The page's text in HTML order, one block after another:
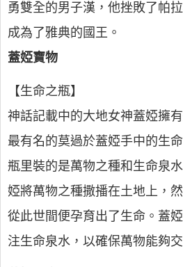
勇雙全的男子漢，他挫敗了帕
成為了雅典的國王。
蓋婭寶物
【生命之瓶】
神話記載中的大地女神蓋婭擁
最有名的莫過於蓋婭手中的生
瓶里裝的是萬物之種和生命泉
婭將萬物之種撒播在土地上，
從此世間便孕育出了生命。蓋
注生命泉水，以確保萬物能夠